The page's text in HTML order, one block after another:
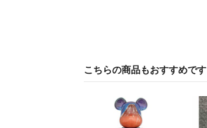
こちらの商品もおすすめです